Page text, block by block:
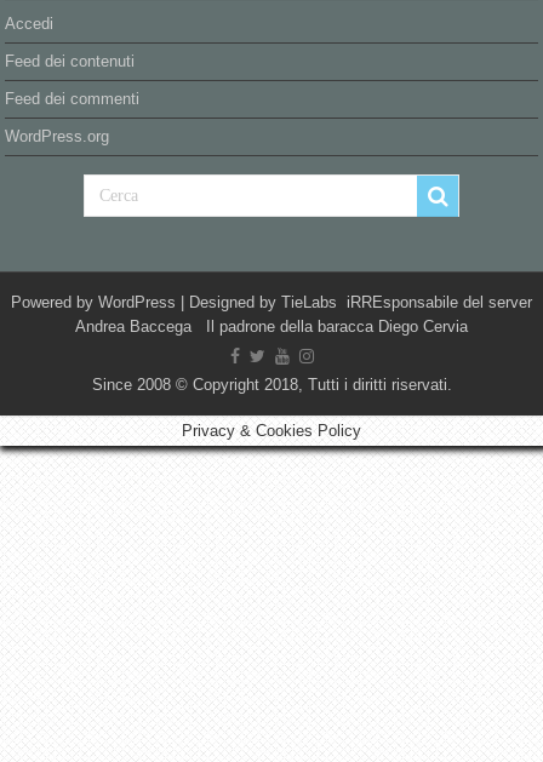
Accedi
Feed dei contenuti
Feed dei commenti
WordPress.org
Powered by WordPress | Designed by TieLabs iRREsponsabile del server
Andrea Baccega Il padrone della baracca Diego Cervia
Since 2008 © Copyright 2018, Tutti i diritti riservati.
Privacy & Cookies Policy